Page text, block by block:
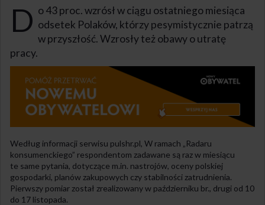
D o 43 proc. wzrósł w ciągu ostatniego miesiąca
odsetek Polaków, którzy pesymistycznie patrzą
w przyszłość. Wzrosły też obawy o utratę
pracy.
Według informacji serwisu pulshr.pl, W ramach „Radaru
konsumenckiego” respondentom zadawane są raz w miesiącu
te same pytania, dotyczące m.in. nastrojów, oceny polskiej
gospodarki, planów zakupowych czy stabilności zatrudnienia.
Pierwszy pomiar został zrealizowany w październiku br., drugi od 10
do 17 listopada.